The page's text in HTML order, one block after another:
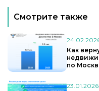
Смотрите также
Как
по
23.01.2026